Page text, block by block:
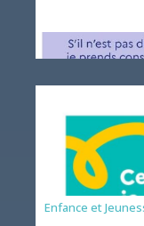
Animation
Enfance et